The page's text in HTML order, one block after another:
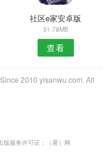
社区e家安卓版
31.78MB
查看
2010 yisanwu.com. All
版服务许可证：（署）网